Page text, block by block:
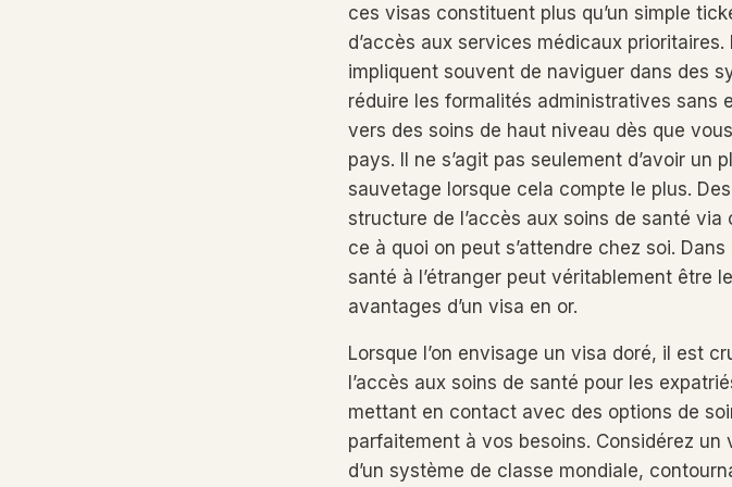
ces visas constituent plus qu’un simple
d’accès aux services médicaux
impliquent souvent de naviguer dans des
réduire les formalités administratives sans
vers des soins de haut niveau dès que
pays. Il ne s’agit pas seulement d’avoir un
sauvetage lorsque cela compte le plus.
structure de l’accès aux soins de santé
ce à quoi on peut s’attendre chez soi.
santé à l’étranger peut véritablement être
avantages d’un visa en or.
Lorsque l’on envisage un visa doré, il est
l’accès aux soins de santé pour les
mettant en contact avec des options de
parfaitement à vos besoins. Considérez
d’un système de classe mondiale,